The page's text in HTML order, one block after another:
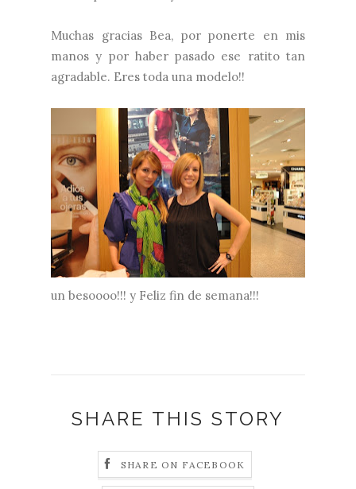
Muchas gracias Bea, por ponerte en mis
manos y por haber pasado ese ratito tan
agradable. Eres toda una modelo!!
un besoooo!!! y Feliz fin de semana!!!
SHARE THIS STORY
SHARE ON FACEBOOK